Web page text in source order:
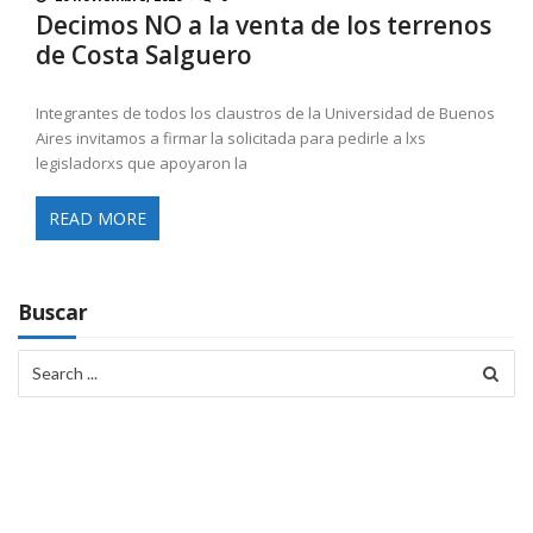
Decimos NO a la venta de los terrenos
de Costa Salguero
Integrantes de todos los claustros de la Universidad de Buenos
Aires invitamos a firmar la solicitada para pedirle a lxs
legisladorxs que apoyaron la
READ MORE
Buscar
for: